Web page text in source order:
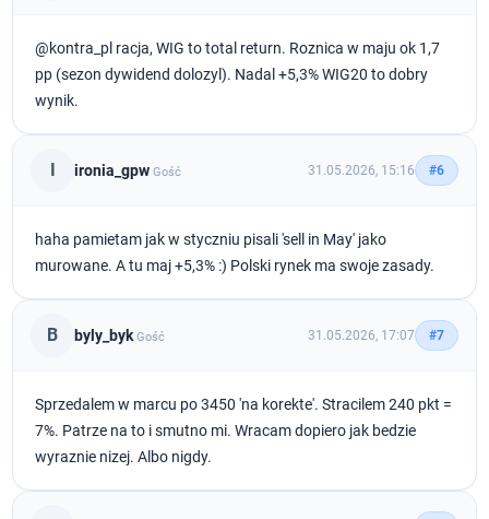
@kontra_pl racja, WIG to total return. Roznica w maju ok 1,7
pp (sezon dywidend dolozyl). Nadal +5,3% WIG20 to dobry
wynik.
I ironia_gpw Gość 31.05.2026, 15:16 #6
haha pamietam jak w styczniu pisali 'sell in May' jako
murowane. A tu maj +5,3% :) Polski rynek ma swoje zasady.
B byly_byk Gość 31.05.2026, 17:07 #7
Sprzedalem w marcu po 3450 'na korekte'. Stracilem 240 pkt =
7%. Patrze na to i smutno mi. Wracam dopiero jak bedzie
wyraznie nizej. Albo nigdy.